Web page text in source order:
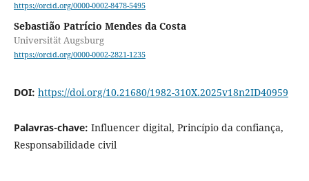
https://orcid.org/0000-0002-8478-5495
Sebastião Patrício Mendes da Costa
Universität Augsburg
https://orcid.org/0000-0002-2821-1235
DOI: https://doi.org/10.21680/1982-310X.2025v18n2ID40959
Palavras-chave: Influencer digital, Princípio da confiança,
Responsabilidade civil